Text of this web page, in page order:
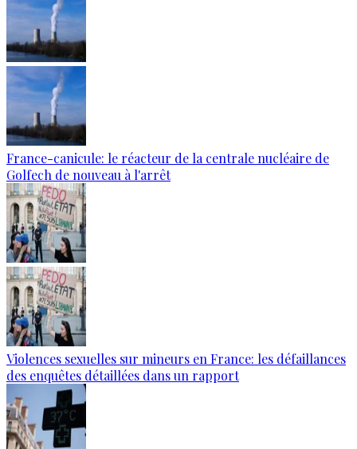
France-canicule: le réacteur de la centrale nucléaire de
Golfech de nouveau à l'arrêt
Violences sexuelles sur mineurs en France: les défaillances
des enquêtes détaillées dans un rapport